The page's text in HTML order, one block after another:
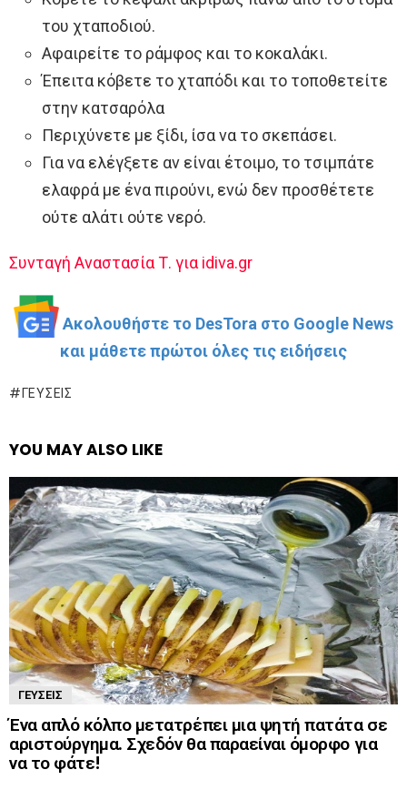
του χταποδιού.
Αφαιρείτε το ράμφος και το κοκαλάκι.
Έπειτα κόβετε το χταπόδι και το τοποθετείτε
στην κατσαρόλα
Περιχύνετε με ξίδι, ίσα να το σκεπάσει.
Για να ελέγξετε αν είναι έτοιμο, το τσιμπάτε
ελαφρά με ένα πιρούνι, ενώ δεν προσθέτετε
ούτε αλάτι ούτε νερό.
Συνταγή Αναστασία Τ. για idiva.gr
Ακολουθήστε το DesTora στο Google News
και μάθετε πρώτοι όλες τις ειδήσεις
ΓΕΎΣΕΙΣ
YOU MAY ALSO LIKE
ΓΕΎΣΕΙΣ
Ένα απλό κόλπο μετατρέπει μια ψητή πατάτα σε
αριστούργημα. Σχεδόν θα παραείναι όμορφο για
να το φάτε!